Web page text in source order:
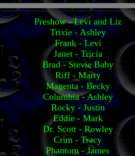
Preshow - Levi and Liz
Trixie - Ashley
Frank - Levi
Janet - Tricia
Brad - Stevie Baby
Riff - Marty
Magenta - Becky
Columbia - Ashley
Rocky - Justin
Eddie - Mark
Dr. Scott - Rowley
Crim - Tracy
Phantom - James